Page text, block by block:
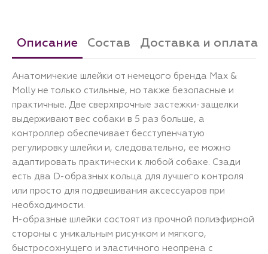
Описание Состав Доставка и оплата
Анатомичекие шлейки от немецого бренда Max &
Molly не только стильные, но также безопасные и
практичные. Две сверхпрочные застежки-защелки
выдерживают вес собаки в 5 раз больше, а
контроллер обеспечивает бесступенчатую
регулировку шлейки и, следовательно, ее можно
адаптировать практически к любой собаке. Сзади
есть два D-образных кольца для лучшего контроля
или просто для подвешивания аксессуаров при
необходимости.
H-образные шлейки состоят из прочной полиэфирной
стороны с уникальным рисунком и мягкого,
быстросохнущего и эластичного неопрена с